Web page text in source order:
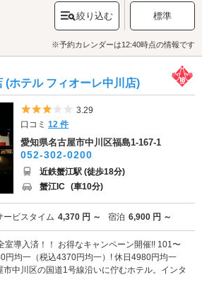
の「
西條八幡社
」へ行ってみましょう。こち
の指定文化財にも登録されている神社です。
たきだいぜんのじょう)と、修理之輔(しゅりの
地蔵大菩薩が安置されたのが西條八幡社のはじ
す。由緒ある神社にお参りをしたら、道の駅
り道しませんか？立田ふれあいの里では愛西市
ンやソフトクリームなど、ご当地グルメが食
になったらラブホテルでひと休み。蟹江イン
江インターチェンジ」の周辺に集まっている
里」の近くにも点在しています。カップルズ
でさっそくチェックしてみましょう。
絞り込む 標準
※予約カレンダーは12:40時点の情報です
(ホテル フィオーレ中川店)
5つ星のうち3
3.29
口コミ12 件
愛知県名古屋市中川区福島1-167-1
052-302-0200
近鉄蟹江駅 (徒歩18分)
蟹江IC (車10分)
ービスタイム 4,370 円 ～ 宿泊 6,900 円 ～
室導入済！！ お得なキャンペーン開催!! 101〜
円均一（税込4370円均一）! 休日4980円均一
市中川区の国道1号線沿いに佇むホテル。インタ